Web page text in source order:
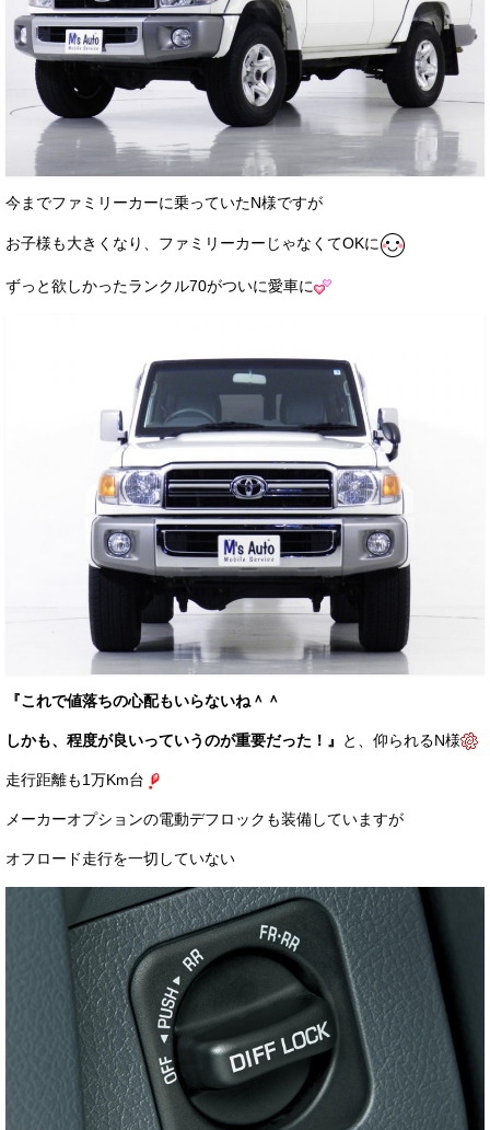
電話はこちら
今までファミリーカーに乗っていたN様ですが
お子様も大きくなり、ファミリーカーじゃなくてOKに
ずっと欲しかったランクル70がついに愛車に
『これで値落ちの心配もいらないね＾＾
しかも、程度が良いっていうのが重要だった！』 と、仰られるN様
走行距離も1万Km台
メーカーオプションの電動デフロックも装備していますが
オフロード走行を一切していない